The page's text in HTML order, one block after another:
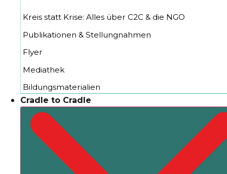
Kreis statt Krise: Alles über C2C & die NGO
Publikationen & Stellungnahmen
Flyer
Mediathek
Bildungsmaterialien
Cradle to Cradle